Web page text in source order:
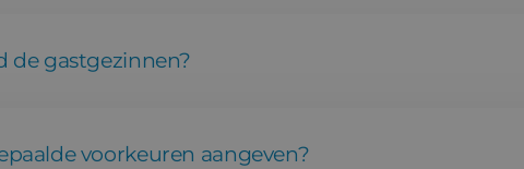
de gastgezinnen?
voorkeuren aangeven?